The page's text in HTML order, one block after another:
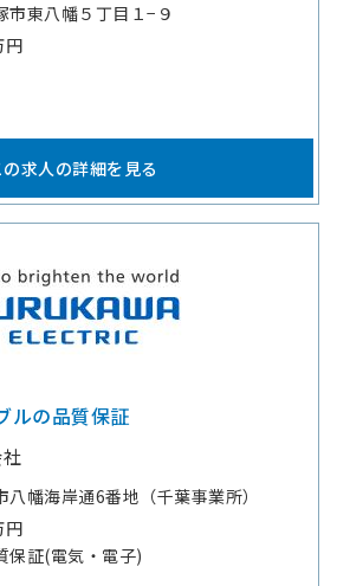
市東八幡５丁目１−９
円
の求人の詳細を見る
ルの品質保証
八幡海岸通6番地（千葉事業所）
円
保証(電気・電子)